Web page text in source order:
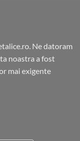
Ne datoram
noastra a fost
mai exigente